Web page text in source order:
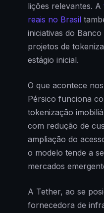
lições relevantes. A
reais no Brasil
iniciativas do
projetos de
estágio inicial.
O que acontece
Pérsico funciona
tokenização
com redução de
ampliação do
o modelo tende a
mercados
A Tether, ao se
fornecedora de